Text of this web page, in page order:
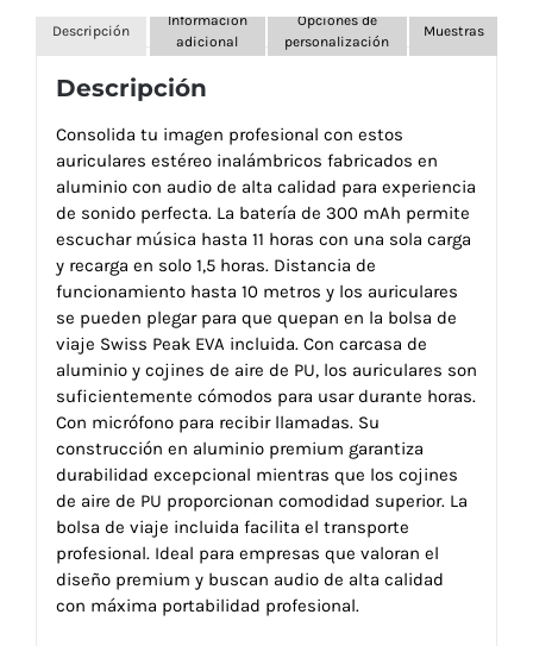
Descripción
Información
adicional
Opciones de
personalización
Muestras
Descripción
Consolida tu imagen profesional con estos
auriculares estéreo inalámbricos fabricados en
aluminio con audio de alta calidad para experiencia
de sonido perfecta. La batería de 300 mAh permite
escuchar música hasta 11 horas con una sola carga
y recarga en solo 1,5 horas. Distancia de
funcionamiento hasta 10 metros y los auriculares
se pueden plegar para que quepan en la bolsa de
viaje Swiss Peak EVA incluida. Con carcasa de
aluminio y cojines de aire de PU, los auriculares son
suficientemente cómodos para usar durante horas.
Con micrófono para recibir llamadas. Su
construcción en aluminio premium garantiza
durabilidad excepcional mientras que los cojines
de aire de PU proporcionan comodidad superior. La
bolsa de viaje incluida facilita el transporte
profesional. Ideal para empresas que valoran el
diseño premium y buscan audio de alta calidad
con máxima portabilidad profesional.